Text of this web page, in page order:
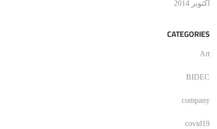
أكتوبر 2014
CATEGORIES
Art
BIDEC
company
covid19